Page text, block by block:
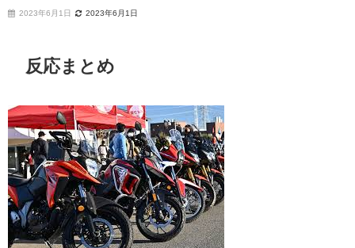
2023年6月1日 2023年6月1日
反応まとめ